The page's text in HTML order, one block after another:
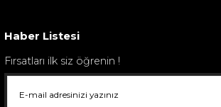
Haber Listesi
Fırsatları ilk siz öğrenin !